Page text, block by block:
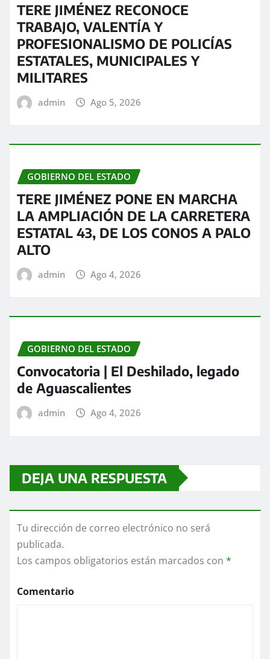
TERE JIMÉNEZ RECONOCE
TRABAJO, VALENTÍA Y
PROFESIONALISMO DE POLICÍAS
ESTATALES, MUNICIPALES Y
MILITARES
admin Ago 5, 2026
GOBIERNO DEL ESTADO
TERE JIMÉNEZ PONE EN MARCHA
LA AMPLIACIÓN DE LA CARRETERA
ESTATAL 43, DE LOS CONOS A PALO
ALTO
admin Ago 4, 2026
GOBIERNO DEL ESTADO
Convocatoria | El Deshilado, legado
de Aguascalientes
admin Ago 4, 2026
DEJA UNA RESPUESTA
Tu dirección de correo electrónico no será
publicada.
Los campos obligatorios están marcados con *
Comentario